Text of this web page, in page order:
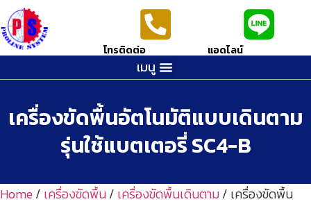
โทรติดต่อ แอดไลน์
เมนู
เครื่องขัดพื้นอัตโนมัติแบบเดินตาม
รุ่นใช้แบตเตอรี่ SC4-B
Home/ เครื่องขัดพื้น/ เครื่องขัดพื้นเดินตาม/ เครื่องขัดพื้น